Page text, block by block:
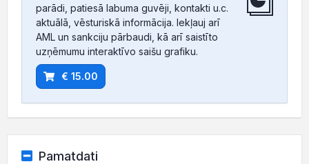
parādi, patiesā labuma guvēji, kontakti u.c.
aktuālā, vēsturiskā informācija. Iekļauj arī
AML un sankciju pārbaudi, kā arī saistīto
uzņēmumu interaktīvo saišu grafiku.
€ 15.00
Pamatdati